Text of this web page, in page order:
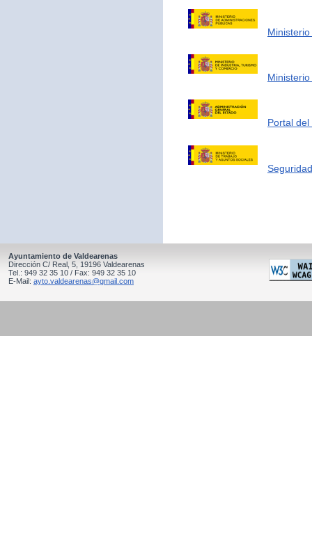
Portal
Ayuntamiento de Valdearenas
Dirección C/ Real, 5, 19196 Valdearenas
Tel.: 949 32 35 10 / Fax: 949 32 35 10
E-Mail: ayto.valdearenas@gmail.com